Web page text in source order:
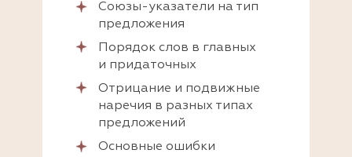
Союзы-указатели на тип
предложения
Порядок слов в главных
и придаточных
Отрицание и подвижные
наречия в разных типах
предложений
Основные ошибки